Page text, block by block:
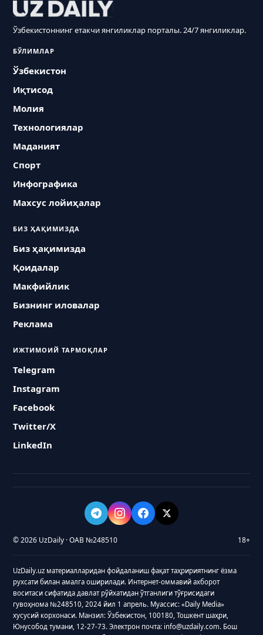
Ўзбекистоннинг етакчи янгиликлар порталы. 24/7 янгиликлар.
БЎЛИМЛАР
Ўзбекистон
Иқтисод
Молия
Технологиялар
Маданият
Спорт
Инфографика
Махсус лойиҳалар
БИЗ ҲАҚИМИЗДА
Биз ҳақимизда
Қоидалар
Макфийлик
Бизнинг иловалар
Реклама
ИЖТИМОИЙ ТАРМОҚЛАР
Telegram
Instagram
Facebook
Twitter/X
LinkedIn
© 2026 UzDaily · ОАВ №248510 18+
UzDaily.uz материалларидан фойдаланиш фақат таҳририятнинг ёзма
рухсати билан амалга оширилади. Интернет-оммавий ахборот
воситаси сифатида давлат рўйхатидан ўтганлиги тўғрисидаги
гувоҳнома №248510, 2024 йил 1 апрель. Муассис: «Daily Media»
хусусий корхонаси. Манзил: Ўзбекистон, 100180, Тошкент шаҳри,
Юнусобод тумани, 12-27-73. Электрон почта: info@uzdaily.com. Бош